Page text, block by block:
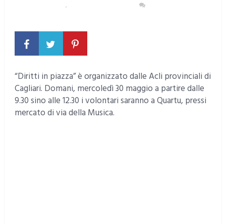
,
“Diritti in piazza” è organizzato dalle Acli provinciali di
Cagliari. Domani, mercoledì 30 maggio a partire dalle
9.30 sino alle 12.30 i volontari saranno a Quartu, pressi
mercato di via della Musica.